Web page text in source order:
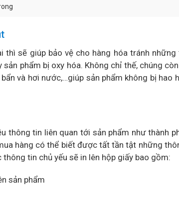
thì sẽ giúp bảo vệ cho hàng hóa tránh
phẩm bị oxy hóa. Không chỉ thế, chúng
và hơi nước,…giúp sản phẩm không bị hao
thông tin liên quan tới sản phẩm như thành
hàng có thể biết được tất tần tật những
tin chủ yếu sẽ in lên hộp giấy bao gồm:
sản phẩm